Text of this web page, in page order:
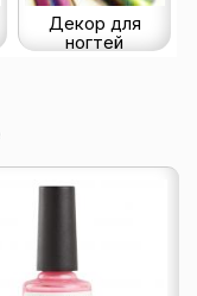
Декор для
ногтей